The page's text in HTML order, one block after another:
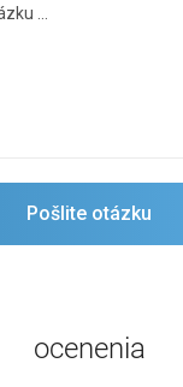
ocenenia